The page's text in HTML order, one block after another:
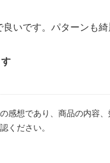
いです。パターンも
感想であり、商品の内容
ください。